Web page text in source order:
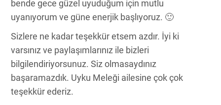
bende gece güzel uyuduğum için mutlu
uyanıyorum ve güne enerjik başlıyoruz. 🙂
Sizlere ne kadar teşekkür etsem azdır. İyi ki
varsınız ve paylaşımlarınız ile bizleri
bilgilendiriyorsunuz. Siz olmasaydınız
başaramazdık. Uyku Meleği ailesine çok çok
teşekkür ederiz.